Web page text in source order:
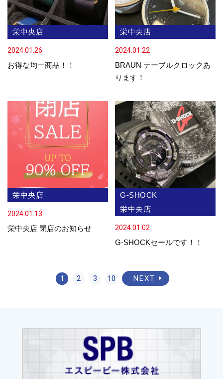
栄中央店
2024.01.26
お得な均一商品！！
栄中央店
2024.01.22
BRAUN テーブルクロックあ
ります！
栄中央店
2024.01.13
栄中央店 閉店のお知らせ
G-SHOCK
栄中央店
2024.01.02
G-SHOCKセールです！！
1 2 3 10 NEXT